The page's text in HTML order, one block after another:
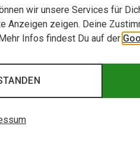
wir unsere Services für
Anzeigen zeigen. Deine
Infos findest Du auf der